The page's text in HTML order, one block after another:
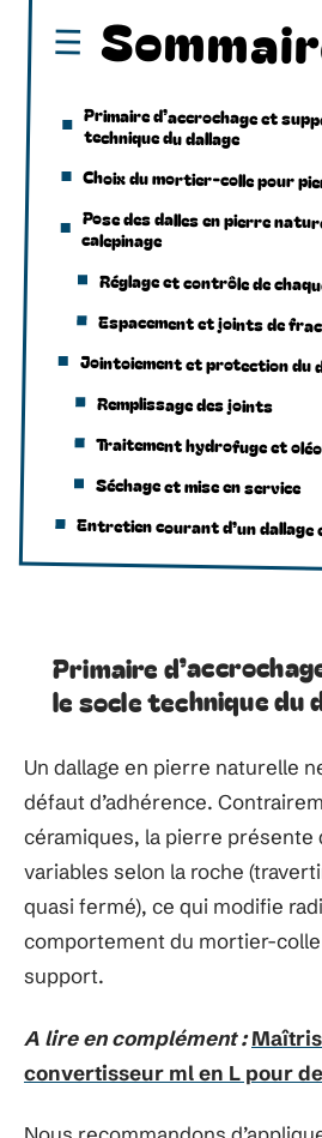
Primaire d’accrochage et
technique du dallage
Choix du mortier-colle pour
Pose des dalles en pierre
calepinage
Réglage et contrôle de
Espacement et joints de
Jointoiement et protection du
Remplissage des joints
Traitement hydrofuge et
Séchage et mise en service
Entretien courant d’un
Primaire
le socle technique du
Un dallage en pierre naturelle
défaut d’adhérence.
céramiques, la pierre présente
variables selon la roche
quasi fermé), ce qui modifie
comportement du mortier-
support.
A lire en complément :
convertisseur ml en L pour